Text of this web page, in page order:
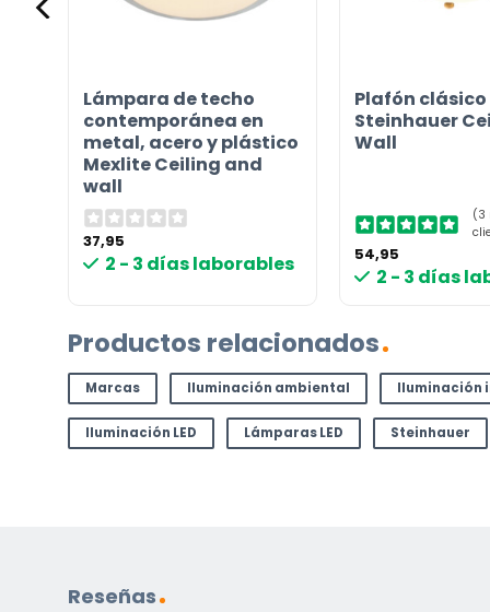
Lámpara de techo
contemporánea en
metal, acero y plástico
Mexlite Ceiling and
wall
37,95
2 - 3 días laborables
Plafón
Steinhauer
Wall
(3
54,95
2 - 3 días
Productos relacionados
Marcas Iluminación ambiental Iluminación
Iluminación LED Lámparas LED Steinhauer
Reseñas